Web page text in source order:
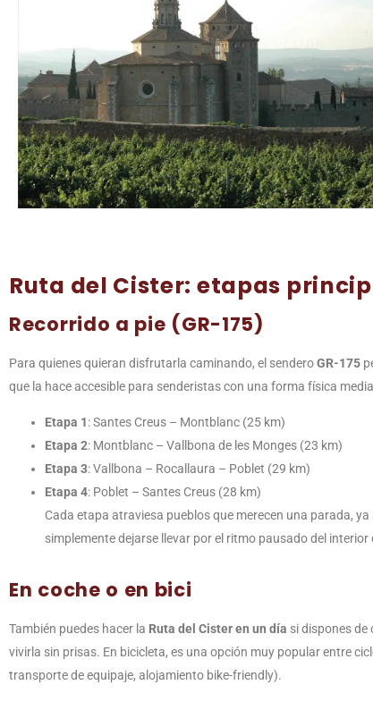
Ruta del Cister: etapas
Recorrido a pie (GR-175)
Para quienes quieran disfrutarla caminando, el senderoGR-175
que la hace accesible para senderistas con una forma física
Etapa 1: Santes Creus – Montblanc (25 km)
Etapa 2: Montblanc – Vallbona de les Monges (23 km)
Etapa 3: Vallbona – Rocallaura – Poblet (29 km)
Etapa 4: Poblet – Santes Creus (28 km)
Cada etapa atraviesa pueblos que merecen una parada,
simplemente dejarse llevar por el ritmo pausado del interior
En coche o en bici
También puedes hacer la Ruta del Cister en un día si dispones
vivirla sin prisas. En bicicleta, es una opción muy popular entre
transporte de equipaje, alojamiento bike-friendly).